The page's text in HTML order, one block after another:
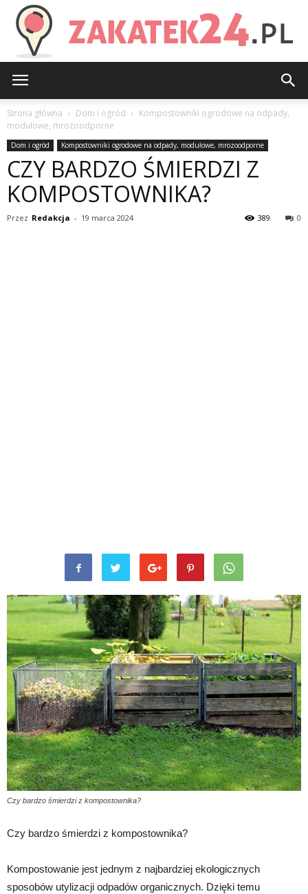
Strona główna Dom i ogród
Kompostowniki ogrodowe na odpady,
modułowe, mrozoodporne
Dom i ogród Kompostowniki ogrodowe na odpady, modułowe, mrozoodporne
CZY BARDZO ŚMIERDZI Z
KOMPOSTOWNIKA?
Przez Redakcja - 19 marca 2024 0
389
Czy bardzo śmierdzi z kompostownika?
Czy bardzo śmierdzi z kompostownika?
Kompostowanie jest jednym z najbardziej ekologicznych
sposobów utylizacji odpadów organicznych. Dzięki temu